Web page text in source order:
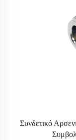
Συνδετικό